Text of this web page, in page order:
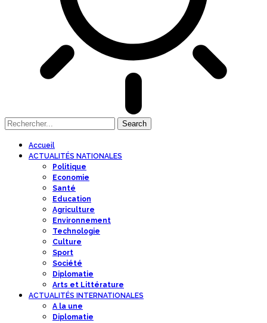
Accueil
ACTUALITÉS NATIONALES
Politique
Economie
Santé
Education
Agriculture
Environnement
Technologie
Culture
Sport
Société
Diplomatie
Arts et Littérature
ACTUALITÉS INTERNATIONALES
A la une
Diplomatie